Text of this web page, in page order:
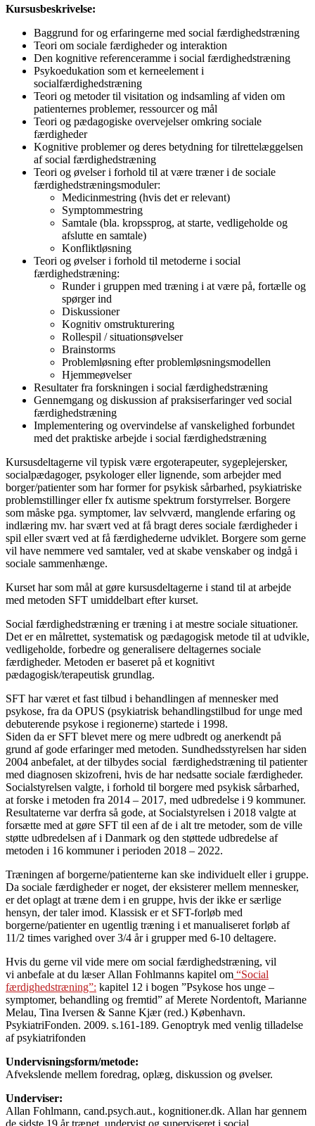
Kursusbeskrivelse:
Baggrund for og erfaringerne med social færdighedstræning
Teori om sociale færdigheder og interaktion
Den kognitive referenceramme i social færdighedstræning
Psykoedukation som et kerneelement i
socialfærdighedstræning
Teori og metoder til visitation og indsamling af viden om
patienternes problemer, ressourcer og mål
Teori og pædagogiske overvejelser omkring sociale
færdigheder
Kognitive problemer og deres betydning for tilrettelæggelsen
af social færdighedstræning
Teori og øvelser i forhold til at være træner i de sociale
færdighedstræningsmoduler:
Medicinmestring (hvis det er relevant)
Symptommestring
Samtale (bla. kropssprog, at starte, vedligeholde og
afslutte en samtale)
Konfliktløsning
Teori og øvelser i forhold til metoderne i social
færdighedstræning:
Runder i gruppen med træning i at være på, fortælle og
spørger ind
Diskussioner
Kognitiv omstrukturering
Rollespil / situationsøvelser
Brainstorms
Problemløsning efter problemløsningsmodellen
Hjemmeøvelser
Resultater fra forskningen i social færdighedstræning
Gennemgang og diskussion af praksiserfaringer ved social
færdighedstræning
Implementering og overvindelse af vanskelighed forbundet
med det praktiske arbejde i social færdighedstræning
Kursusdeltagerne vil typisk være ergoterapeuter, sygeplejersker,
socialpædagoger, psykologer eller lignende, som arbejder med
borger/patienter som har former for psykisk sårbarhed, psykiatriske
problemstillinger eller fx autisme spektrum forstyrrelser. Borgere
som måske pga. symptomer, lav selvværd, manglende erfaring og
indlæring mv. har svært ved at få bragt deres sociale færdigheder i
spil eller svært ved at få færdighederne udviklet. Borgere som gerne
vil have nemmere ved samtaler, ved at skabe venskaber og indgå i
sociale sammenhænge.
Kurset har som mål at gøre kursusdeltagerne i stand til at arbejde
med metoden SFT umiddelbart efter kurset.
Social færdighedstræning er træning i at mestre sociale situationer.
Det er en målrettet, systematisk og pædagogisk metode til at udvikle,
vedligeholde, forbedre og generalisere deltagernes sociale
færdigheder. Metoden er baseret på et kognitivt
pædagogisk/terapeutisk grundlag.
SFT har været et fast tilbud i behandlingen af mennesker med
psykose, fra da OPUS (psykiatrisk behandlingstilbud for unge med
debuterende psykose i regionerne) startede i 1998.
Siden da er SFT blevet mere og mere udbredt og anerkendt på
grund af gode erfaringer med metoden. Sundhedsstyrelsen har siden
2004 anbefalet, at der tilbydes social færdighedstræning til patienter
med diagnosen skizofreni, hvis de har nedsatte sociale færdigheder.
Socialstyrelsen valgte, i forhold til borgere med psykisk sårbarhed,
at forske i metoden fra 2014 – 2017, med udbredelse i 9 kommuner.
Resultaterne var derfra så gode, at Socialstyrelsen i 2018 valgte at
forsætte med at gøre SFT til een af de i alt tre metoder, som de ville
støtte udbredelsen af i Danmark og den støttede udbredelse af
metoden i 16 kommuner i perioden 2018 – 2022.
Træningen af borgerne/patienterne kan ske individuelt eller i gruppe.
Da sociale færdigheder er noget, der eksisterer mellem mennesker,
er det oplagt at træne dem i en gruppe, hvis der ikke er særlige
hensyn, der taler imod. Klassisk er et SFT-forløb med
borgerne/patienter en ugentlig træning i et manualiseret forløb af
11/2 times varighed over 3/4 år i grupper med 6-10 deltagere.
Hvis du gerne vil vide mere om social færdighedstræning, vil
vi anbefale at du læser Allan Fohlmanns kapitel om “Social
færdighedstræning”: kapitel 12 i bogen ”Psykose hos unge –
symptomer, behandling og fremtid” af Merete Nordentoft, Marianne
Melau, Tina Iversen & Sanne Kjær (red.) København.
PsykiatriFonden. 2009. s.161-189. Genoptryk med venlig tilladelse
af psykiatrifonden
Undervisningsform/metode:
Afvekslende mellem foredrag, oplæg, diskussion og øvelser.
Underviser:
Allan Fohlmann, cand.psych.aut., kognitioner.dk. Allan har gennem